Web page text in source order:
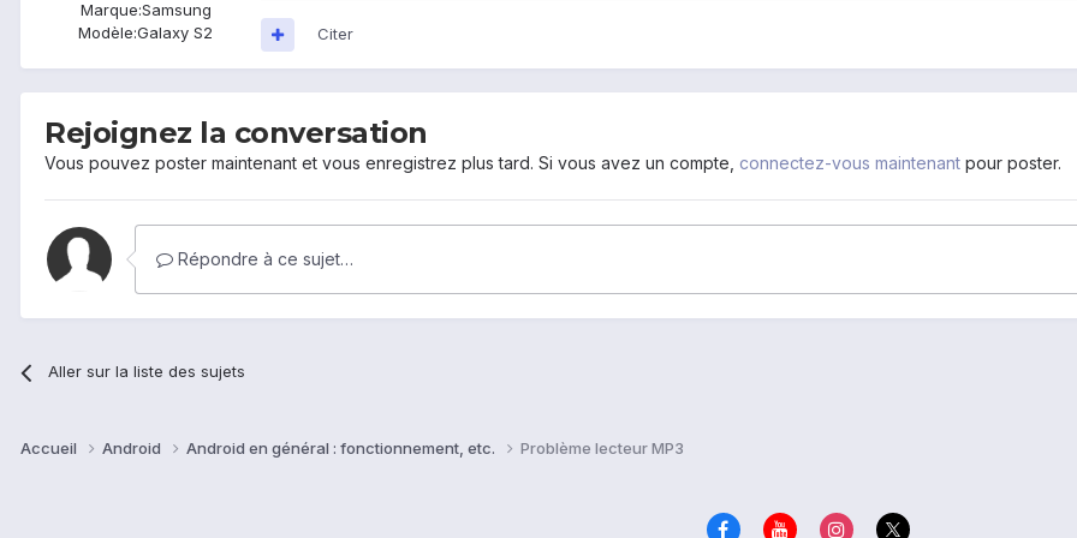
Marque:Samsung
Modèle:Galaxy S2 Citer
Rejoignez la conversation
Vous pouvez poster maintenant et vous enregistrez plus tard. Si vous avez un compte, connectez-vous maintenant pour poster.
Répondre à ce sujet…
Aller sur la liste des sujets
Accueil Android Android en général : fonctionnement, etc. Problème lecteur MP3